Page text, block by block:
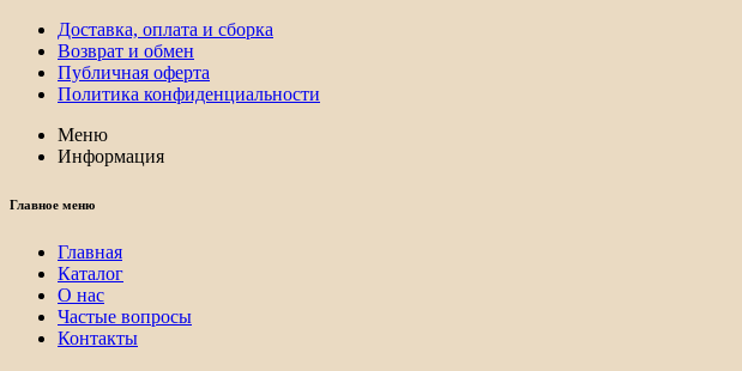
Доставка, оплата и сборка
Возврат и обмен
Публичная оферта
Политика конфиденциальности
Меню
Информация
Главное меню
Главная
Каталог
О нас
Частые вопросы
Контакты